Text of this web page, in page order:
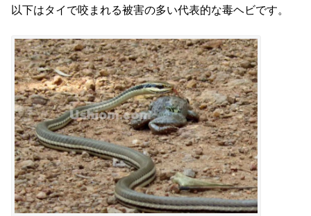
以下はタイで咬まれる被害の多い代表的な毒ヘビです。